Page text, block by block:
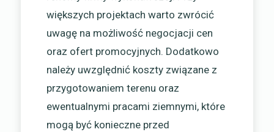
większych projektach warto zwrócić
uwagę na możliwość negocjacji cen
oraz ofert promocyjnych. Dodatkowo
należy uwzględnić koszty związane z
przygotowaniem terenu oraz
ewentualnymi pracami ziemnymi, które
mogą być konieczne przed